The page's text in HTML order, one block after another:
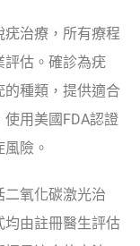
治療，所有療程
評估。確診為疣
的種類，提供適合
用美國FDA認證
險。
氧化碳激光治
均由註冊醫生評估